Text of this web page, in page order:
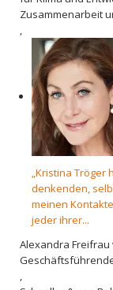
Zusammenarbeit
,
„Kristina Tröger
denkenden,
meinen
jeder ihrer...
Alexandra Freifrau
,